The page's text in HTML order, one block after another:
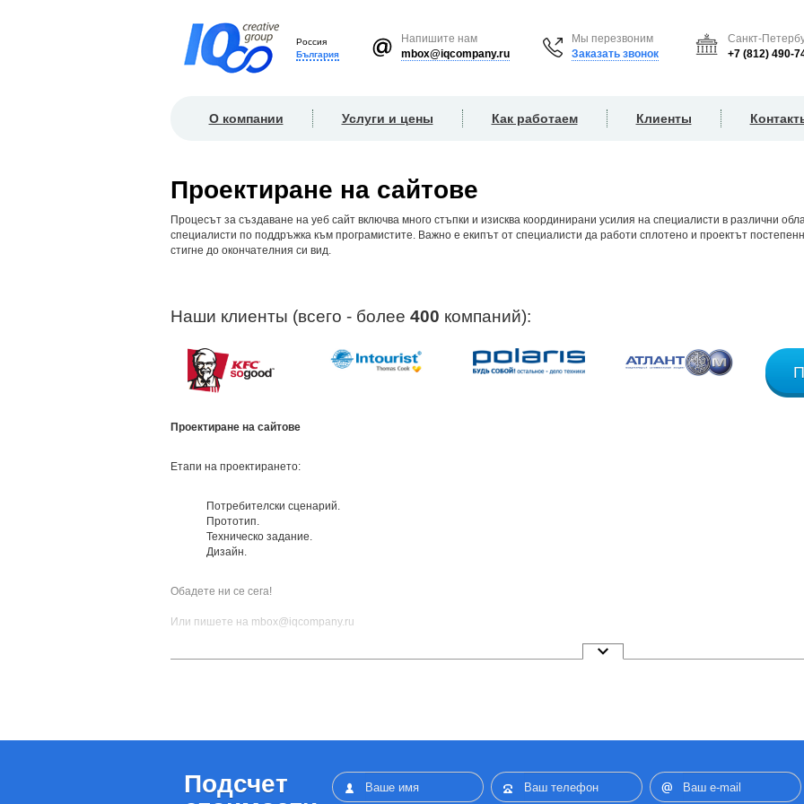
Россия
България
Напишите нам
mbox@iqcompany.ru
Мы перезвоним
Заказать звонок
Санкт-
+7 (812) 490-
О компании Услуги и цены Как работаем Клиенты
Проектиране на сайтове
Процесът за създаване на уеб сайт включва много стъпки и изисква координирани усилия на специалисти в различни
специалисти по поддръжка към програмистите. Важно е екипът от специалисти да работи сплотено и проектът
стигне до окончателния си вид.
Наши клиенты (всего - более 400 компаний):
Проектиране на сайтове
Етапи на проектирането:
Потребителски сценарий.
Прототип.
Техническо задание.
Дизайн.
Обадете ни се сега!
Или пишете на mbox@iqcompany.ru
За да бъде сайтът надежден и функционален, и при това да изпълнява именно тези функции, които са необходими за
На този етап се очертава целия спектър от задачи, стоящи пред екипа от разработчици. Резултатът от работата е
обща дизайнерска концепция, разположение на основните елементи и други важни характеристики на ресурса.
Подсчет